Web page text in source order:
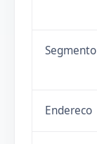
Segmento
Endereco